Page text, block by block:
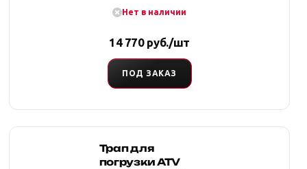
песка, грязи и
Нет в наличии
14 770 руб./шт
ПОД ЗАКАЗ
Трап для
погрузки ATV